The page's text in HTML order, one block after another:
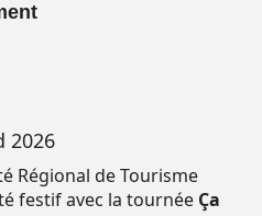
2026
Régional de Tourisme
festif avec la tournée Ça